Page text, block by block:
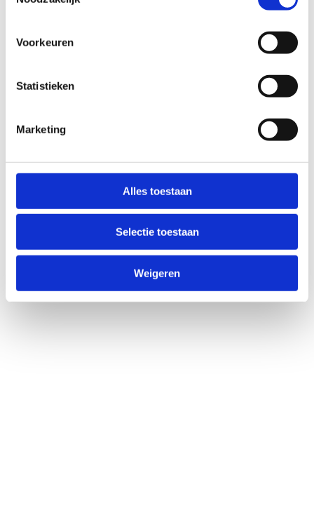
Voorkeuren
Statistieken
Marketing
Alles toestaan
Selectie toestaan
Weigeren